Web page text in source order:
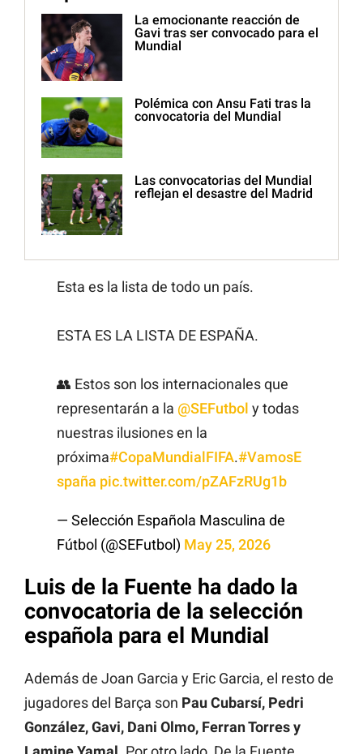
La emocionante reacción de
Gavi tras ser convocado para el
Mundial
Polémica con Ansu Fati tras la
convocatoria del Mundial
Las convocatorias del Mundial
reflejan el desastre del Madrid
Esta es la lista de todo un país.
ESTA ES LA LISTA DE ESPAÑA.
👥 Estos son los internacionales que
representarán a la @SEFutbol y todas
nuestras ilusiones en la
próxima#CopaMundialFIFA.#VamosE
spaña pic.twitter.com/pZAFzRUg1b
— Selección Española Masculina de
Fútbol (@SEFutbol) May 25, 2026
Luis de la Fuente ha dado la
convocatoria de la selección
española para el Mundial
Además de Joan Garcia y Eric Garcia, el resto de
jugadores del Barça son Pau Cubarsí, Pedri
González, Gavi, Dani Olmo, Ferran Torres y